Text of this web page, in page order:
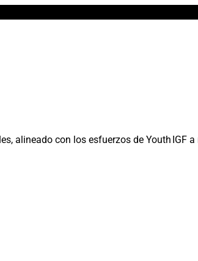
alineado con los esfuerzos de Youth IGF